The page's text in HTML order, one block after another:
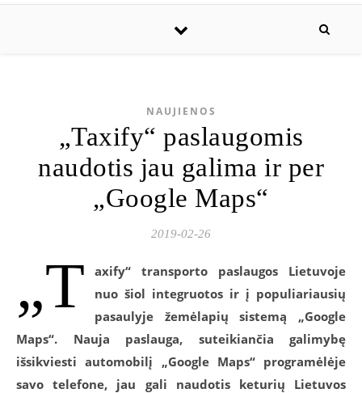
NAUJIENOS
„Taxify“ paslaugomis
naudotis jau galima ir per
„Google Maps“
2019-02-26
„T
axify“ transporto paslaugos Lietuvoje
nuo šiol integruotos ir į populiariausių
pasaulyje žemėlapių sistemą „Google
Maps“. Nauja paslauga, suteikiančia galimybę
išsikviesti automobilį „Google Maps“ programėlėje
savo telefone, jau gali naudotis keturių Lietuvos